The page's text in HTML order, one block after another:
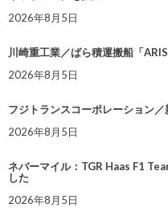
2026年8月5日
川崎重工業／ばら積運搬船「
2026年8月5日
フジトランスコーポレーション
2026年8月5日
ネバーマイル：TGR Haas F1
した
2026年8月5日